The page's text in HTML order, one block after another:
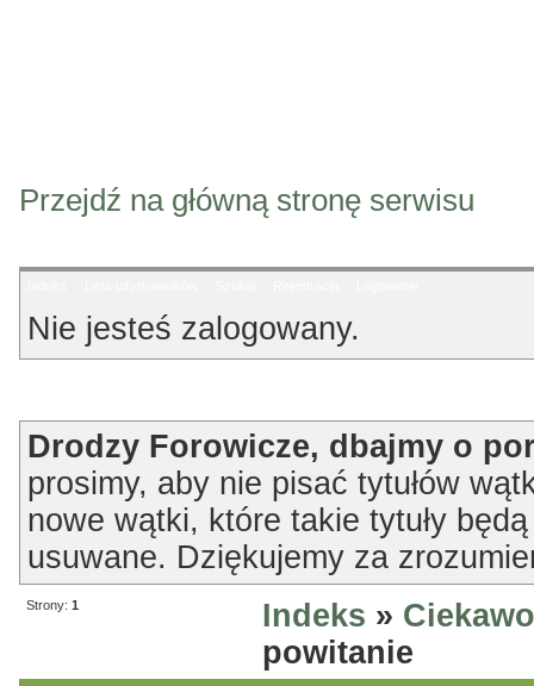
Przejdź na główną stronę serwisu
Nie jesteś zalogowany.
Drodzy Forowicze, dbajmy o
prosimy, aby nie pisać tytułów
nowe wątki, które takie tytuły
usuwane. Dziękujemy za
Strony: 1 Indeks »
powitanie